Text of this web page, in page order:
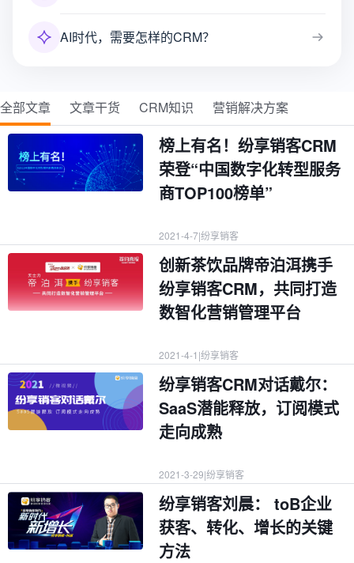
AI时代，需要怎样的CRM？
全部文章 文章干货 CRM知识 营销解决方案
榜上有名！纷享销客CRM
荣登“中国数字化转型服务
商TOP100榜单”
2021-4-7|纷享销客
创新茶饮品牌帝泊洱携手
纷享销客CRM，共同打造
数智化营销管理平台
2021-4-1 |纷享销客
纷享销客CRM对话戴尔：
SaaS潜能释放，订阅模式
走向成熟
2021-3-29|纷享销客
纷享销客刘晨： toB企业
获客、转化、增长的关键
方法